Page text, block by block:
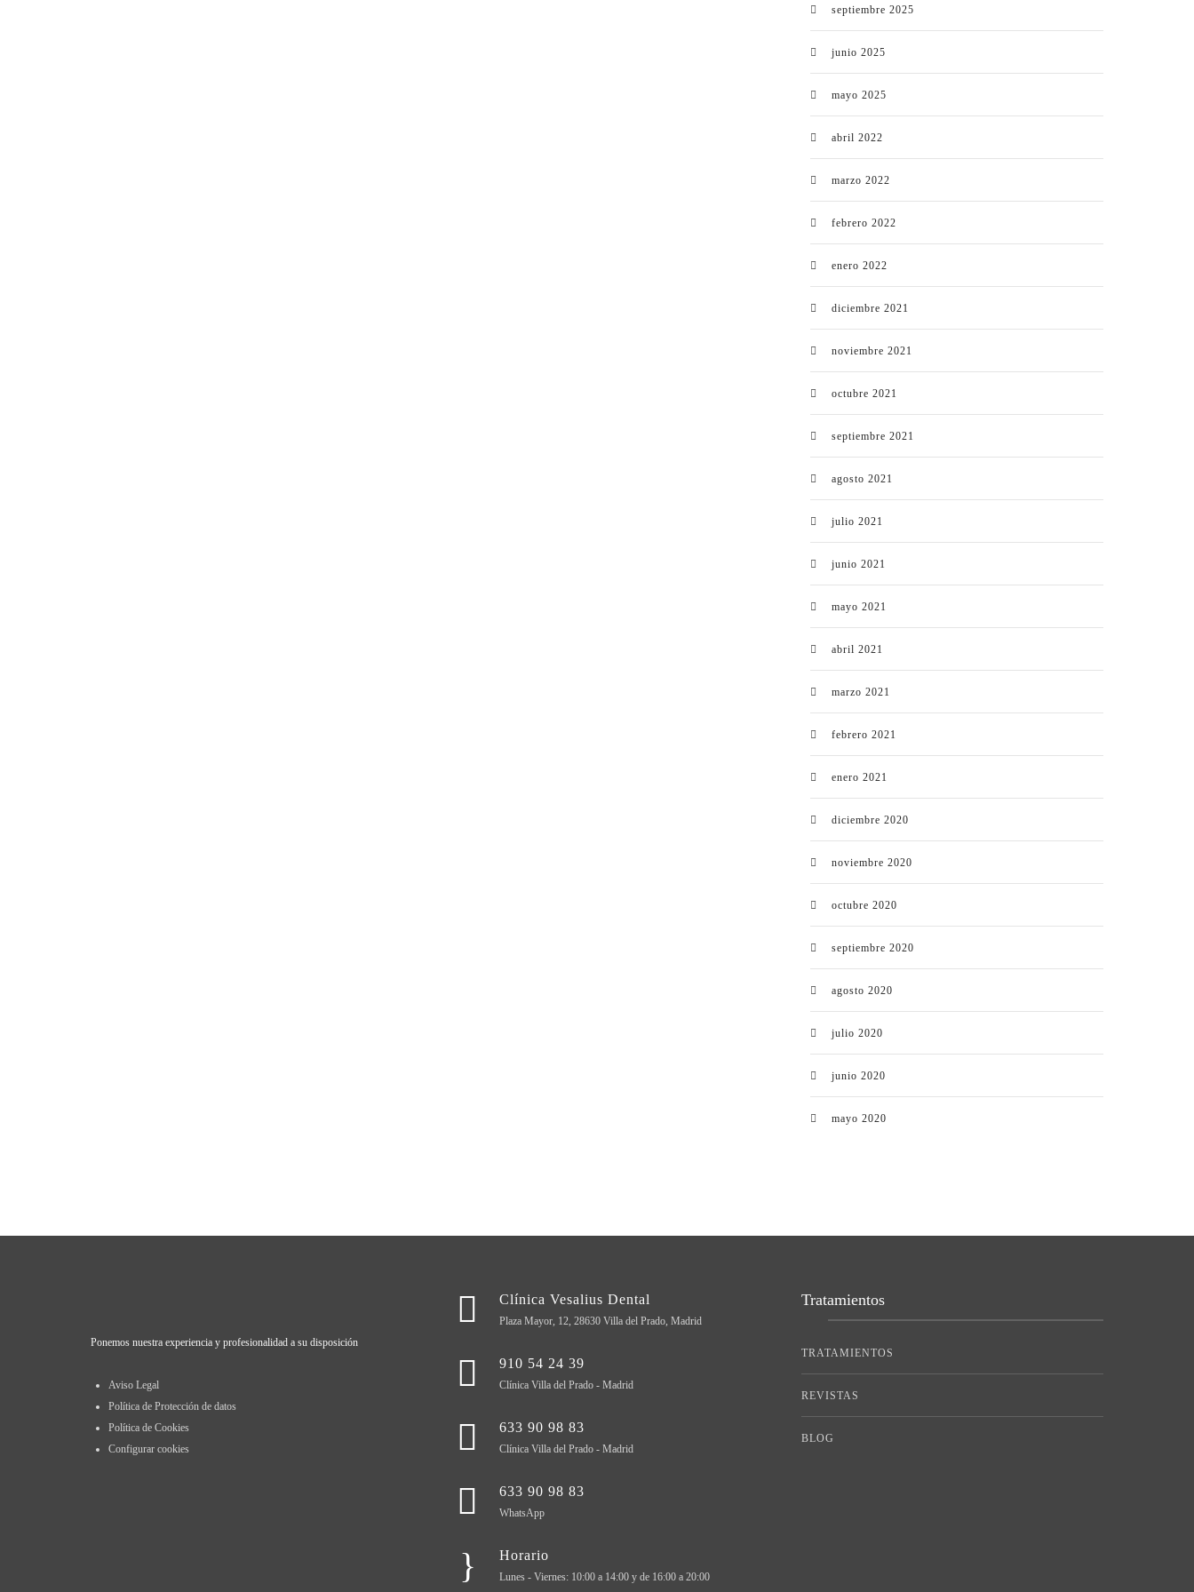
septiembre 2025
junio 2025
mayo 2025
abril 2022
marzo 2022
febrero 2022
enero 2022
diciembre 2021
noviembre 2021
octubre 2021
septiembre 2021
agosto 2021
julio 2021
junio 2021
mayo 2021
abril 2021
marzo 2021
febrero 2021
enero 2021
diciembre 2020
noviembre 2020
octubre 2020
septiembre 2020
agosto 2020
julio 2020
junio 2020
mayo 2020
Ponemos nuestra experiencia y profesionalidad a su disposición
Aviso Legal
Política de Protección de datos
Política de Cookies
Configurar cookies
Clínica Vesalius Dental
Plaza Mayor, 12, 28630 Villa del Prado, Madrid
910 54 24 39
Clínica Villa del Prado - Madrid
633 90 98 83
Clínica Villa del Prado - Madrid
633 90 98 83
WhatsApp
Horario
Lunes - Viernes: 10:00 a 14:00 y de 16:00 a 20:00
Tratamientos
TRATAMIENTOS
REVISTAS
BLOG